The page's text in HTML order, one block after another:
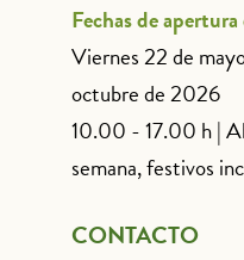
Fechas de
Viernes 22 de
octubre de 2026
10.00 - 17.00 h |
semana, festivos
CONTACTO